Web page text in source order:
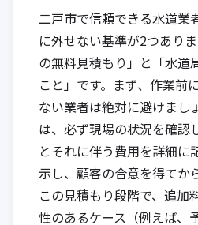
二戸市で信頼できる水道業
に外せない基準が2つあり
の無料見積もり」と「水道
こと」です。まず、作業前
ない業者は絶対に避けまし
は、必ず現場の状況を確認
とそれに伴う費用を詳細に
示し、顧客の合意を得てか
この見積もり段階で、追加
性のあるケース（例えば、